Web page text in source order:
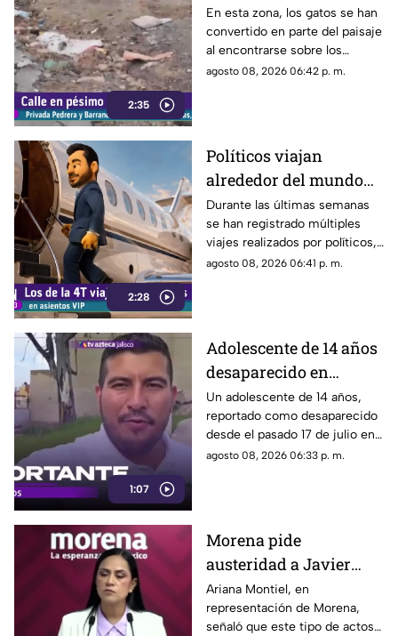
2:35
Privada Pedrera y
Barrancones
En esta zona, los gatos se han
convertido en parte del paisaje
al encontrarse sobre los
techos y las puertas de las
agosto 08, 2026 06:42 p. m.
2:28
Políticos viajan
alrededor del mundo
sin ninguna
preocupación
Durante las últimas semanas
se han registrado múltiples
viajes realizados por políticos,
sin que hasta el momento
elevado gasto que han
generado.
agosto 08, 2026 06:41 p. m.
1:07
Adolescente de 14 años
desaparecido en
Tlaquepaque es
trasladado a Jalisco
tras ser localizado en
Michoacán
Un adolescente de 14 años,
reportado como desaparecido
desde el pasado 17 de julio en
Tlaquepaque, fue localizado
agosto 08, 2026 06:33 p. m.
Morena pide
austeridad a Javier
May, pero el ejemplo
parece faltar en casa
Ariana Montiel, en
representación de Morena,
señaló que este tipo de actos y